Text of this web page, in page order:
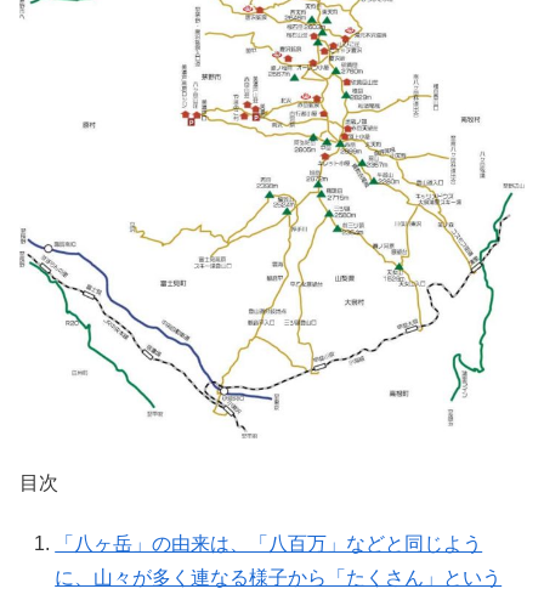
目次
「八ヶ岳」の由来は、「八百万」などと同じよう
に、山々が多く連なる様子から「たくさん」という